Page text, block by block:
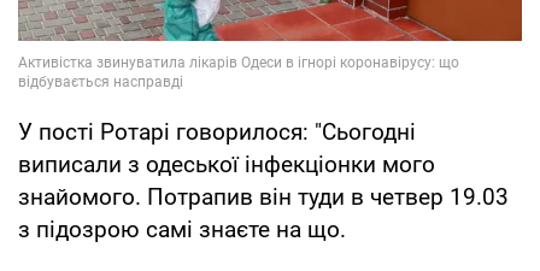
У пості Ротарі говорилося: "Сьогодні
виписали з одеської інфекціонки мого
знайомого. Потрапив він туди в четвер 19.03
з підозрою самі знаєте на що.